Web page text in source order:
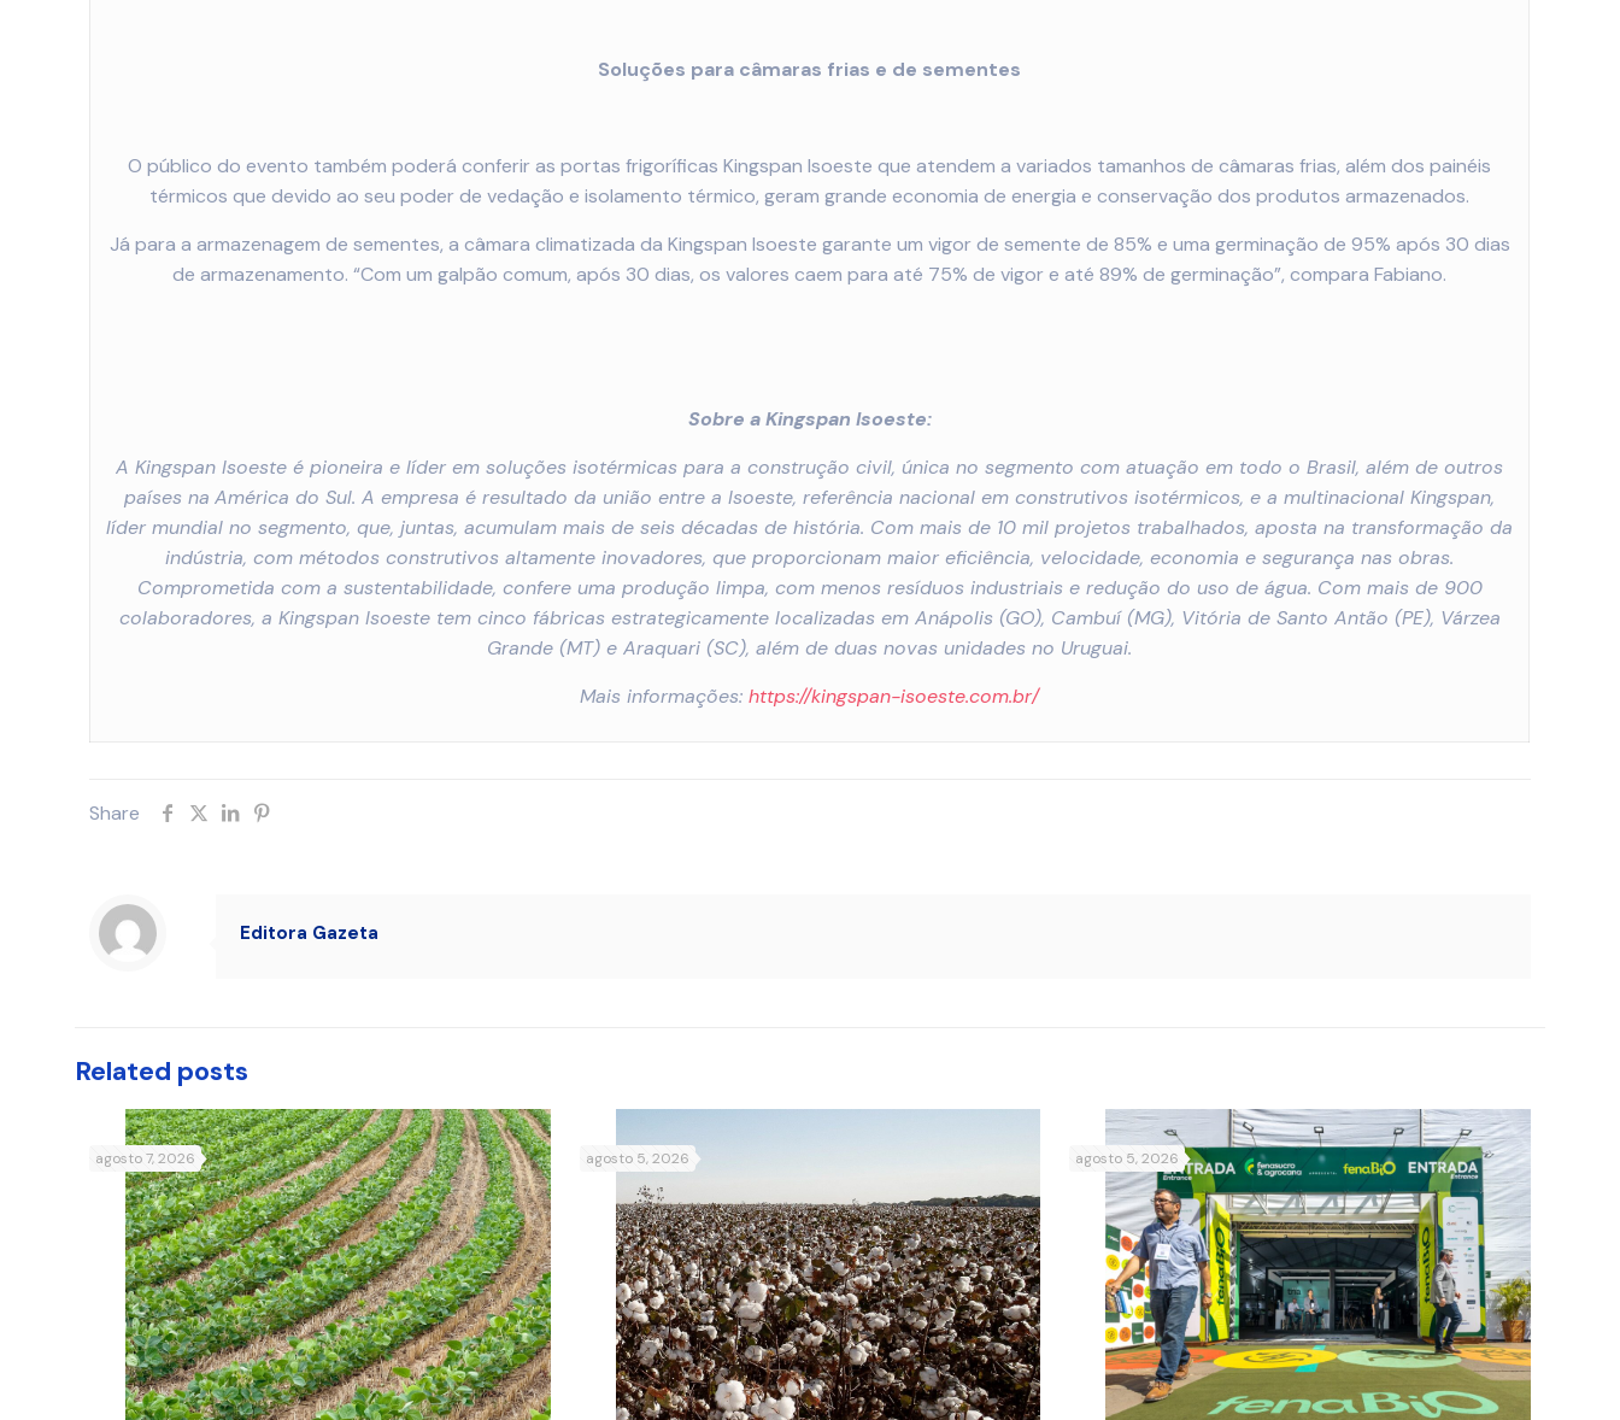
Soluções para câmaras frias e de sementes
O público do evento também poderá conferir as portas frigoríficas Kingspan Isoeste que atendem a variados tamanhos de câmaras frias, além dos painéis
térmicos que devido ao seu poder de vedação e isolamento térmico, geram grande economia de energia e conservação dos produtos armazenados.
Já para a armazenagem de sementes, a câmara climatizada da Kingspan Isoeste garante um vigor de semente de 85% e uma germinação de 95% após 30 dias
de armazenamento. “Com um galpão comum, após 30 dias, os valores caem para até 75% de vigor e até 89% de germinação”, compara Fabiano.
Sobre a Kingspan Isoeste:
A Kingspan Isoeste é pioneira e líder em soluções isotérmicas para a construção civil, única no segmento com atuação em todo o Brasil, além de outros
países na América do Sul. A empresa é resultado da união entre a Isoeste, referência nacional em construtivos isotérmicos, e a multinacional Kingspan,
líder mundial no segmento, que, juntas, acumulam mais de seis décadas de história. Com mais de 10 mil projetos trabalhados, aposta na transformação da
indústria, com métodos construtivos altamente inovadores, que proporcionam maior eficiência, velocidade, economia e segurança nas obras.
Comprometida com a sustentabilidade, confere uma produção limpa, com menos resíduos industriais e redução do uso de água. Com mais de 900
colaboradores, a Kingspan Isoeste tem cinco fábricas estrategicamente localizadas em Anápolis (GO), Cambuí (MG), Vitória de Santo Antão (PE), Várzea
Grande (MT) e Araquari (SC), além de duas novas unidades no Uruguai.
Mais informações:https://kingspan-isoeste.com.br/
Share
Editora Gazeta
Related posts
agosto 7, 2026 agosto 5, 2026 agosto 5, 2026